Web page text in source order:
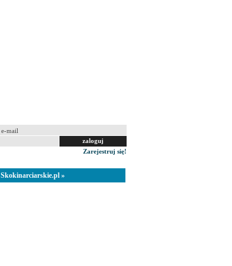
Zarejestruj się!
Skokinarciarskie.pl »